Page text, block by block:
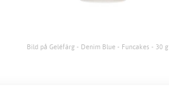
Bild på Geléfärg - Denim Blue - Funcakes - 30 g